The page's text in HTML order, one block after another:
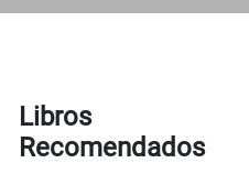
Libros
Recomendados